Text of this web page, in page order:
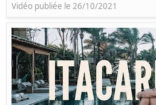
Vidéo publiée le 26/10/2021